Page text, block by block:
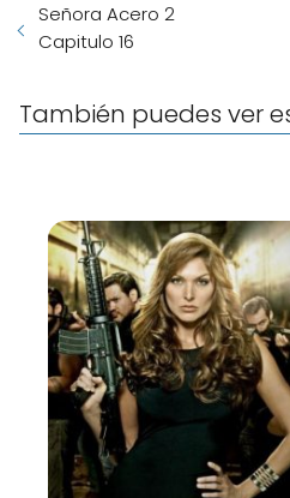
Señora Acero 2
Capitulo 16
También puedes ver